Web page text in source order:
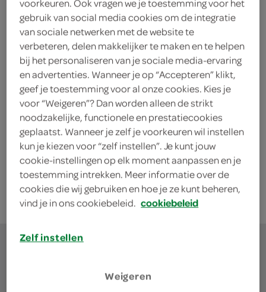
49 Gram
3.29 kies je SPAR
Tic Tac Orange
49 Gram
3.29 kies je SPAR
voorkeuren. Ook vragen we je toestemming voor het
gebruik van social media cookies om de integratie
van sociale netwerken met de website te
verbeteren, delen makkelijker te maken en te helpen
bij het personaliseren van je sociale media-ervaring
en advertenties. Wanneer je op “Accepteren” klikt,
geef je toestemming voor al onze cookies. Kies je
voor “Weigeren”? Dan worden alleen de strikt
noodzakelijke, functionele en prestatiecookies
geplaatst. Wanneer je zelf je voorkeuren wil instellen
kun je kiezen voor “zelf instellen”. Je kunt jouw
cookie-instellingen op elk moment aanpassen en je
toestemming intrekken. Meer informatie over de
cookies die wij gebruiken en hoe je ze kunt beheren,
vind je in ons cookiebeleid. cookiebeleid
Zelf instellen
Weigeren